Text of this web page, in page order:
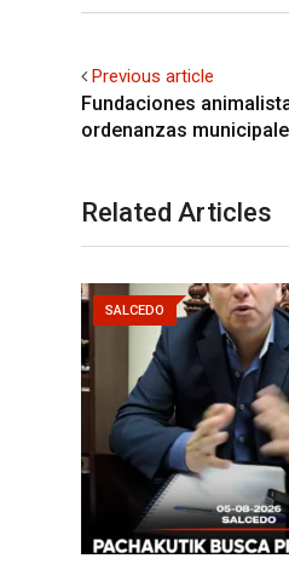
Previous article
Fundaciones
ordenanzas
Related Articles
SALCEDO